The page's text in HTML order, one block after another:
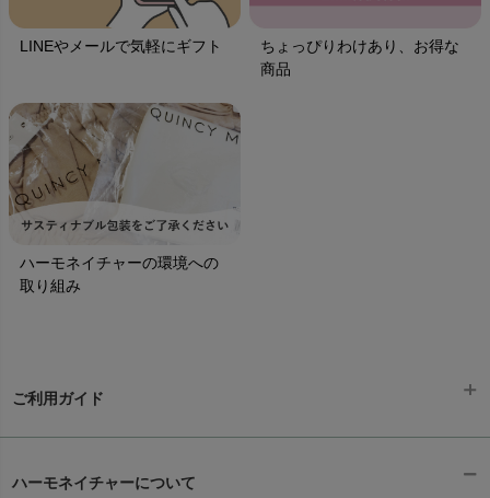
LINEやメールで気軽にギフト
ちょっぴりわけあり、お得な
商品
ハーモネイチャーの環境への
取り組み
ご利用ガイド
ハーモネイチャーについて